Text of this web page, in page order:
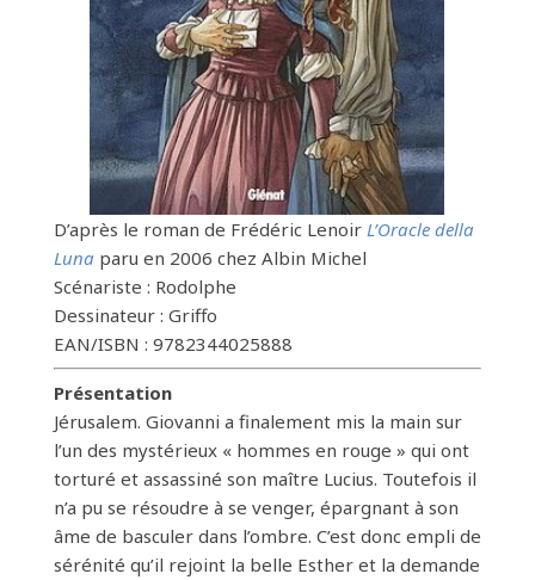
D’après le roman de Frédéric Lenoir L’Oracle della
Lunaparu en 2006 chez Albin Michel
Scénariste : Rodolphe
Dessinateur : Griffo
EAN/ISBN : 9782344025888
Présentation
Jérusalem. Giovanni a finalement mis la main sur
l’un des mystérieux « hommes en rouge » qui ont
torturé et assassiné son maître Lucius. Toutefois il
n’a pu se résoudre à se venger, épargnant à son
âme de basculer dans l’ombre. C’est donc empli de
sérénité qu’il rejoint la belle Esther et la demande